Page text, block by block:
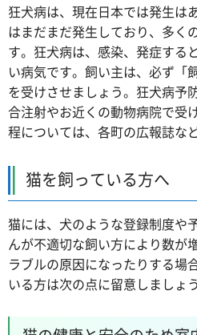
狂犬病は、現在日本では発生は
はまだまだ発生しており、多く
す。狂犬病は、感染、発症する
い病気です。飼い主は、必ず「
を受けさせましょう。狂犬病予
合注射やお近くの動物病院で受
程については、各町の広報誌な
猫を飼っている方へ
猫には、犬のような登録制度や
んが不適切な飼い方により数が
ラブルの原因になったりする場
いる方は次の点に留意しましょう